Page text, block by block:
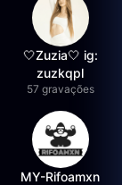
🤍Zuzia🤍 ig:
zuzkqpl
57 gravações
MY-Rifoamxn